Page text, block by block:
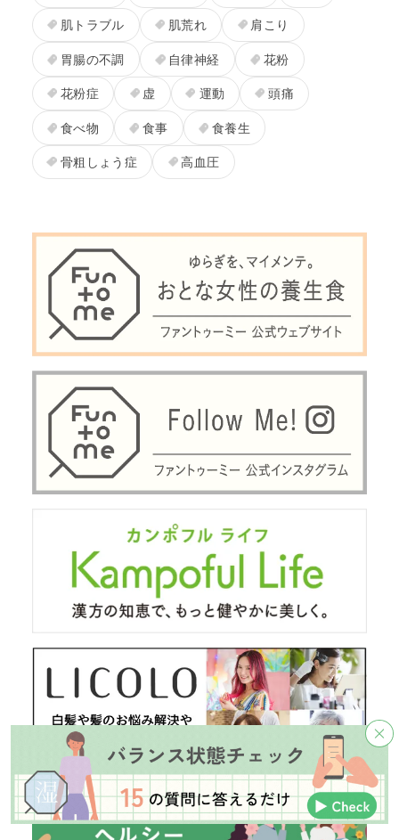
肌トラブル
肌荒れ
肩こり
胃腸の不調
自律神経
花粉
花粉症
虚 運動
頭痛
食べ物
食事
食養生
骨粗しょう症
高血圧